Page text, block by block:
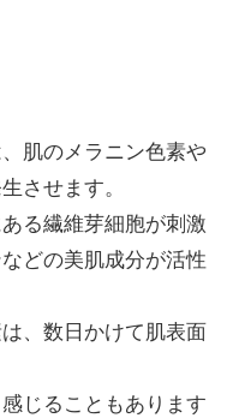
肌のメラニン色素や
させます。
る繊維芽細胞が刺激
どの美肌成分が活性
、数日かけて肌表面
じることもあります